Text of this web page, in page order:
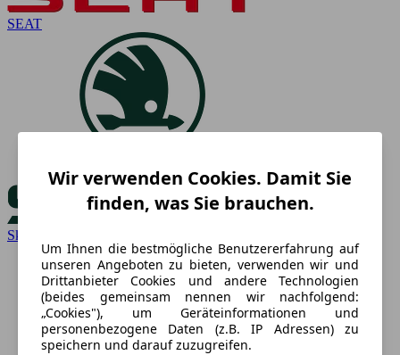
SEAT
Skoda
Wir verwenden Cookies. Damit Sie
finden, was Sie brauchen.
Um Ihnen die bestmögliche Benutzererfahrung auf
unseren Angeboten zu bieten, verwenden wir und
Drittanbieter Cookies und andere Technologien
(beides gemeinsam nennen wir nachfolgend:
„Cookies"), um Geräteinformationen und
personenbezogene Daten (z.B. IP Adressen) zu
speichern und darauf zuzugreifen.